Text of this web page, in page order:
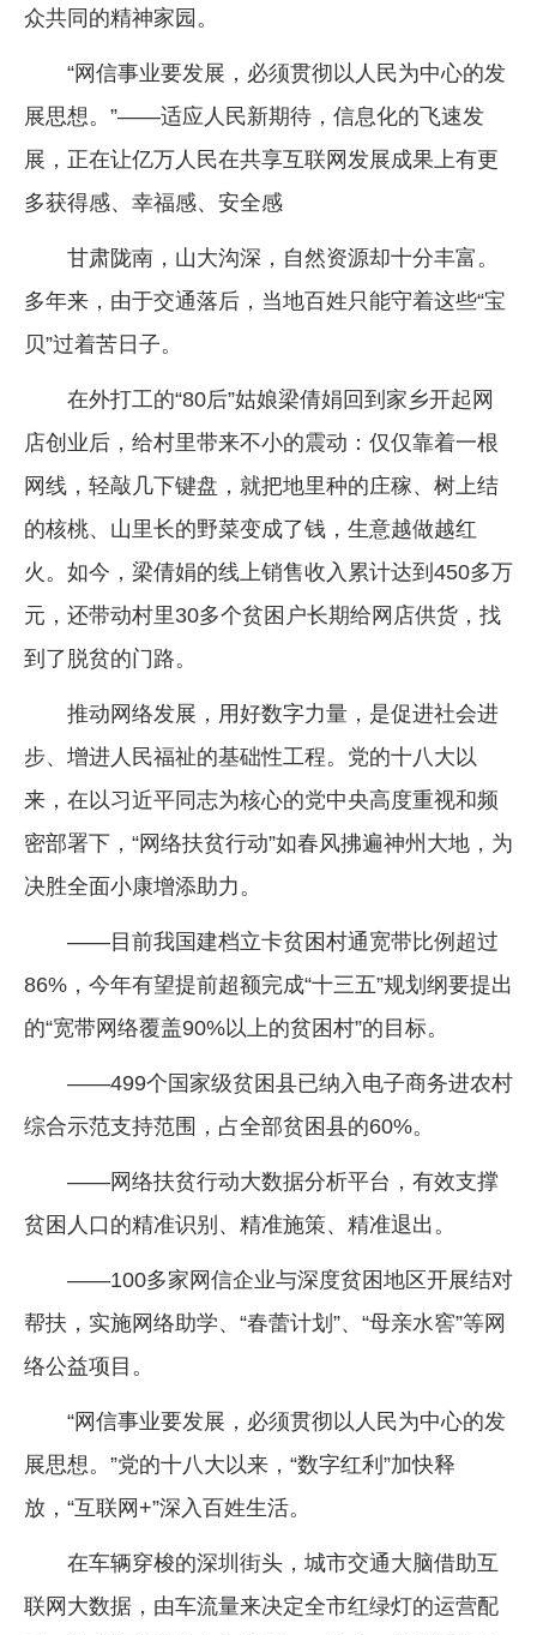
众共同的精神家园。
“网信事业要发展，必须贯彻以人民为中心的发
展思想。”——适应人民新期待，信息化的飞速发
展，正在让亿万人民在共享互联网发展成果上有更
多获得感、幸福感、安全感
甘肃陇南，山大沟深，自然资源却十分丰富。
多年来，由于交通落后，当地百姓只能守着这些“宝
贝”过着苦日子。
在外打工的“80后”姑娘梁倩娟回到家乡开起网
店创业后，给村里带来不小的震动：仅仅靠着一根
网线，轻敲几下键盘，就把地里种的庄稼、树上结
的核桃、山里长的野菜变成了钱，生意越做越红
火。如今，梁倩娟的线上销售收入累计达到450多万
元，还带动村里30多个贫困户长期给网店供货，找
到了脱贫的门路。
推动网络发展，用好数字力量，是促进社会进
步、增进人民福祉的基础性工程。党的十八大以
来，在以习近平同志为核心的党中央高度重视和频
密部署下，“网络扶贫行动”如春风拂遍神州大地，为
决胜全面小康增添助力。
——目前我国建档立卡贫困村通宽带比例超过
86%，今年有望提前超额完成“十三五”规划纲要提出
的“宽带网络覆盖90%以上的贫困村”的目标。
——499个国家级贫困县已纳入电子商务进农村
综合示范支持范围，占全部贫困县的60%。
——网络扶贫行动大数据分析平台，有效支撑
贫困人口的精准识别、精准施策、精准退出。
——100多家网信企业与深度贫困地区开展结对
帮扶，实施网络助学、“春蕾计划”、“母亲水窖”等网
络公益项目。
“网信事业要发展，必须贯彻以人民为中心的发
展思想。”党的十八大以来，“数字红利”加快释
放，“互联网+”深入百姓生活。
在车辆穿梭的深圳街头，城市交通大脑借助互
联网大数据，由车流量来决定全市红绿灯的运营配